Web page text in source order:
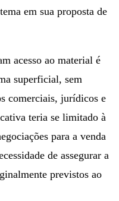
em sua proposta de
acesso ao material é
superficial, sem
comerciais, jurídicos e
teria se limitado à
para a venda
de assegurar a
previstos ao